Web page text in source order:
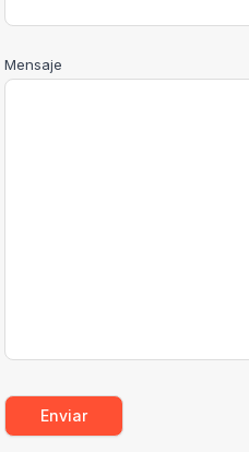
Mensaje